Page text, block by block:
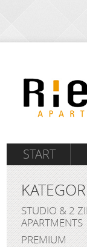
START
STUDIO & 2
APARTMENTS
PREMIUM